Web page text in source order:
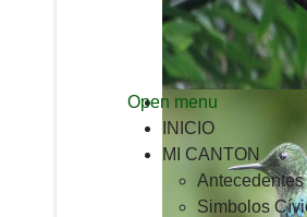
Open menu
INICIO
MI CANTON
Simbolos